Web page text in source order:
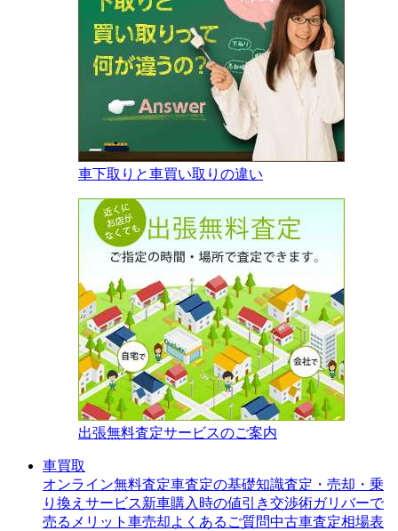
車下取りと車買い取りの違い
出張無料査定サービスのご案内
車買取
オンライン無料査定車査定の基礎知識査定・売却・乗
り換えサービス新車購入時の値引き交渉術ガリバーで
売るメリット 車売却よくあるご質問中古車査定相場表